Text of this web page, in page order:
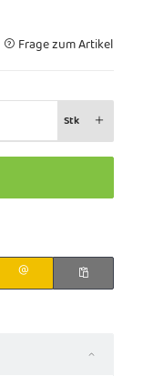
Frage zum Artikel
Stk